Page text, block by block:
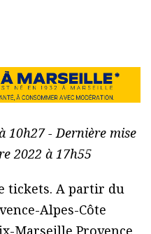
10h27 - Dernière mise
2022 à 17h55
tickets. A partir du
Alpes-Côte